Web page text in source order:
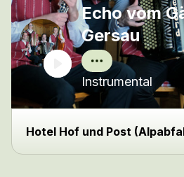
Echo vom
Gersau
Instrumental
Hotel Hof und Post